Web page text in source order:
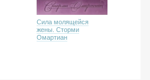
Сила молящейся
жены. Сторми
Омартиан